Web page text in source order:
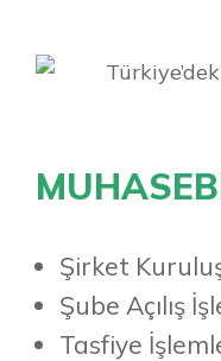
Şirket
Şube Açılış
Tasfiye